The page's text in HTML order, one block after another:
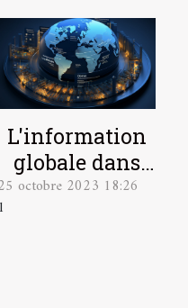
L'information
globale dans
une seule
octobre 2023 18:26
1